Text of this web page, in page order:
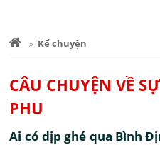
Kể chuyện
CÂU CHUYỆN VỀ
PHU
Ai có dịp ghé qua Bình